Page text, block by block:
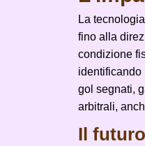
La
fino alla
condizione
identificando
gol segnati,
arbitrali,
Il